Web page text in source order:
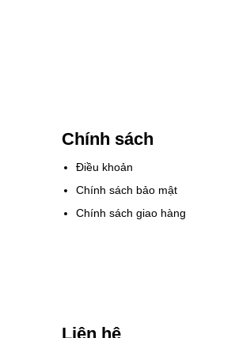
Chính sách
Điều khoản
Chính sách bảo mật
Chính sách giao hàng
Liên hệ